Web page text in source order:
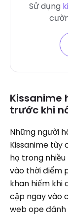
Sử dụng
Kissanime
trước khi
Những người
Kissanime
họ trong
vào thời điểm
khan hiếm khi
cập ngay vào
web ope đánh